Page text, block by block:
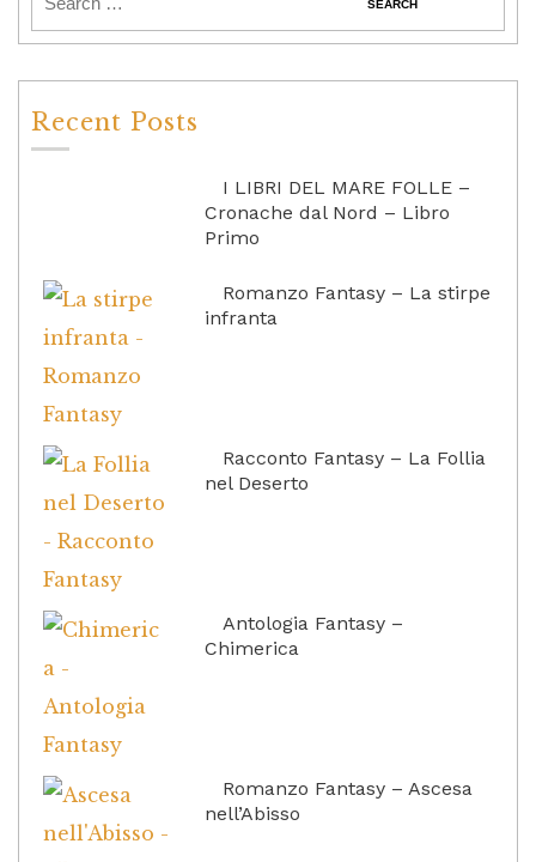
Recent Posts
I LIBRI DEL MARE FOLLE –
Cronache dal Nord – Libro
Primo
Romanzo Fantasy – La stirpe
infranta
Racconto Fantasy – La Follia
nel Deserto
Antologia Fantasy –
Chimerica
Romanzo Fantasy – Ascesa
nell’Abisso